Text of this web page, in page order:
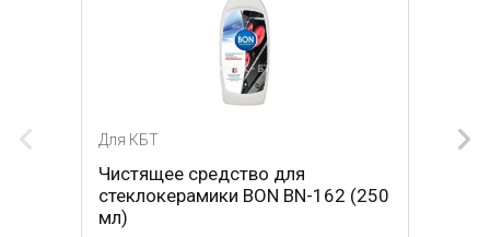
Для КБТ
Чистящее средство для
стеклокерамики BON BN-162 (250
мл)
Для КБТ
Скребок для ухода за
стеклокерамикой BON BN-603